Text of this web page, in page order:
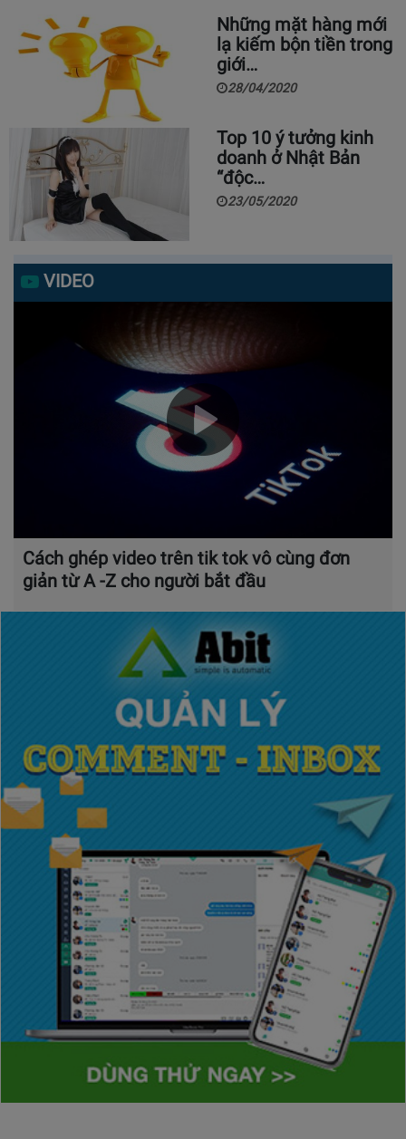
Những mặt hàng mới
lạ kiếm bộn tiền trong
giới…
28/04/2020
Top 10 ý tưởng kinh
doanh ở Nhật Bản
“độc…
23/05/2020
VIDEO
Cách ghép video trên tik tok vô cùng đơn
giản từ A -Z cho người bắt đầu